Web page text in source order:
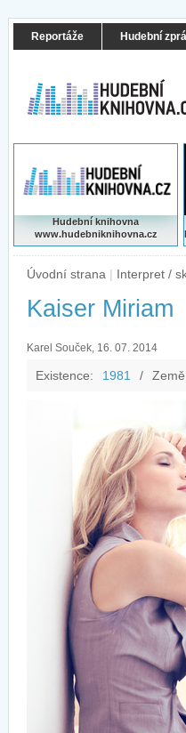
Reportáže Hudební
Hudební knihovna
www.hudebniknihovna.cz
Úvodní strana | Interpret /
Kaiser Miriam
Karel Souček, 16. 07. 2014
Existence: 1981 /